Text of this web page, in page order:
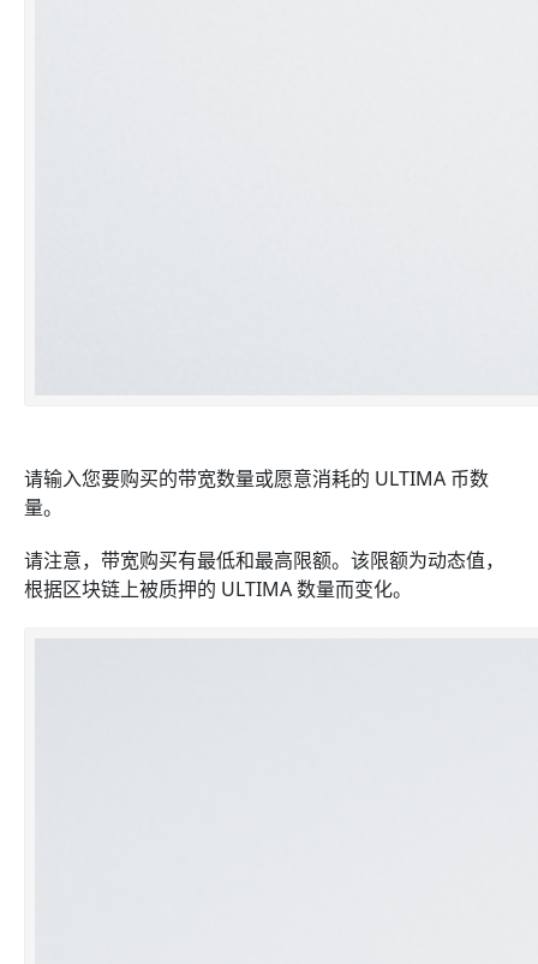
请输入您要购买的带宽数量或愿意消耗的 ULTIMA 币数
量。
请注意，带宽购买有最低和最高限额。该限额为动态值，
根据区块链上被质押的 ULTIMA 数量而变化。